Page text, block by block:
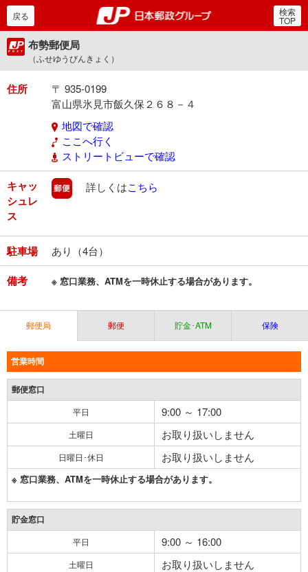
郵便局・日本郵政グルー
戻る 検索
TOP
布勢郵便局
（ふせゆうびんきょく）
住所
〒 935-0199
富山県氷見市飯久保２６８－４
地図で確認
ここへ行く
ストリートビューで確認
キャッ
シュレ
ス
郵便
詳しくはこちら
駐車場 あり（4台）
備考 ※ 窓口業務、ATMを一時休止する場合があります。
郵便局 郵便 貯金･ATM 保険
営業時間
郵便窓口
平日 9:00 ～ 17:00
土曜日 お取り扱いしません
日曜日･休日 お取り扱いしません
※ 窓口業務、ATMを一時休止する場合があります。
貯金窓口
平日 9:00 ～ 16:00
土曜日 お取り扱いしません